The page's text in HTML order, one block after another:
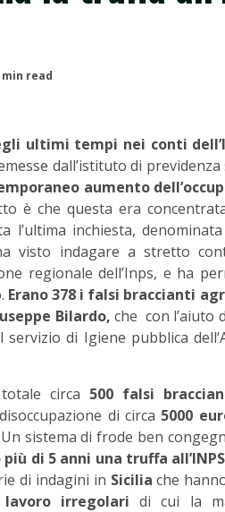
min read
ultimi tempi nei conti
dall’istituto di
aumento
è che questa era
l’ultima inchiesta, denominata
visto indagare a stretto
regionale dell’Inps, e ha
Erano 378 i falsi braccianti
Bilardo, che con l’aiuto
di Igiene pubblica
circa 500 falsi
di circa 5000
sistema di frode ben
più di 5 anni una truffa
di indagini in Siciliache
irregolari di cui la